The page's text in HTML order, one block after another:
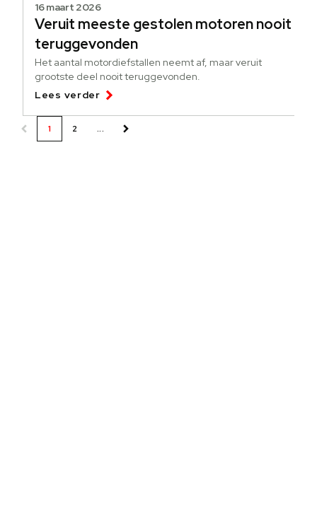
16 maart 2026
Veruit meeste gestolen motoren nooit
teruggevonden
Het aantal motordiefstallen neemt af, maar veruit
grootste deel nooit teruggevonden.
Lees verder
1 2 ...